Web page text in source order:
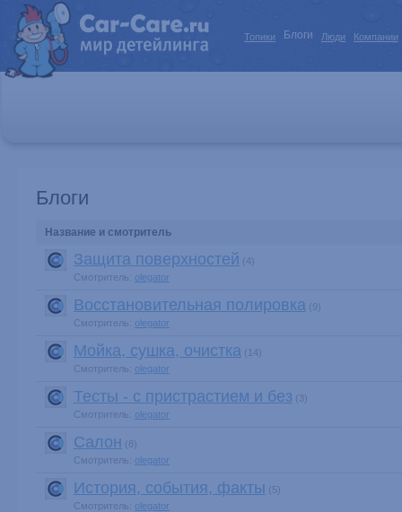
Топики Блоги Люди Компании
Блоги
Название и смотритель
Защита поверхностей (4)
Смотритель: olegator
Восстановительная полировка (9)
Смотритель: olegator
Мойка, сушка, очистка (14)
Смотритель: olegator
Тесты - с пристрастием и без (3)
Смотритель: olegator
Салон (8)
Смотритель: olegator
История, события, факты (5)
Смотритель: olegator